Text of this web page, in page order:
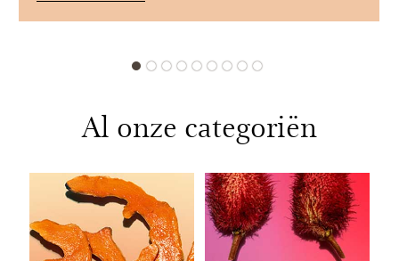
Al onze categoriën